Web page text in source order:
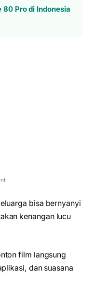
80 Pro di Indonesia
bisa bernyanyi
kenangan lucu
film langsung
dan suasana